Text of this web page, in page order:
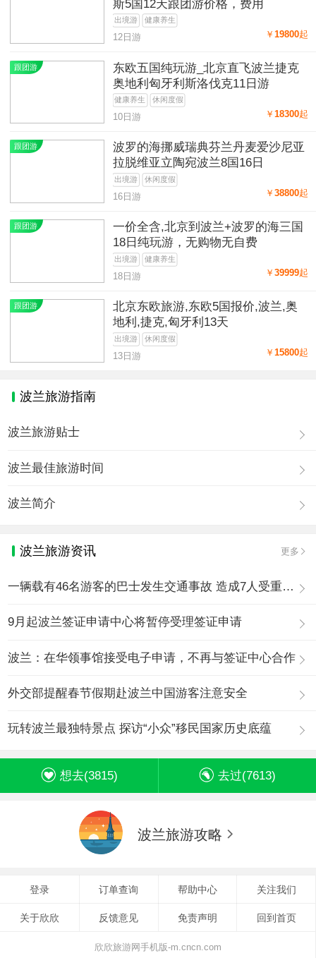
斯5国12天跟团游价格，费用
出境游 健康养生
￥ 19800起
12日游
跟团游
东欧五国纯玩游_北京直飞波兰捷克
奥地利匈牙利斯洛伐克11日游
健康养生 休闲度假
￥ 18300起
10日游
跟团游
波罗的海挪威瑞典芬兰丹麦爱沙尼亚
拉脱维亚立陶宛波兰8国16日
出境游 休闲度假
￥ 38800起
16日游
跟团游
一价全含,北京到波兰+波罗的海三国
18日纯玩游，无购物无自费
出境游 健康养生
￥ 39999起
18日游
跟团游
北京东欧旅游,东欧5国报价,波兰,奥
地利,捷克,匈牙利13天
出境游 休闲度假
￥ 15800起
13日游
波兰旅游指南
波兰旅游贴士
波兰最佳旅游时间
波兰简介
波兰旅游资讯 更多
一辆载有46名游客的巴士发生交通事故 造成7人受重伤13人轻伤
9月起波兰签证申请中心将暂停受理签证申请
波兰：在华领事馆接受电子申请，不再与签证中心合作
外交部提醒春节假期赴波兰中国游客注意安全
玩转波兰最独特景点 探访“小众”移民国家历史底蕴
想去(3815) 去过(7613)
波兰旅游攻略
登录 订单查询 帮助中心 关注我们
关于欣欣 反馈意见 免责声明 回到首页
欣欣旅游网手机版-m.cncn.com